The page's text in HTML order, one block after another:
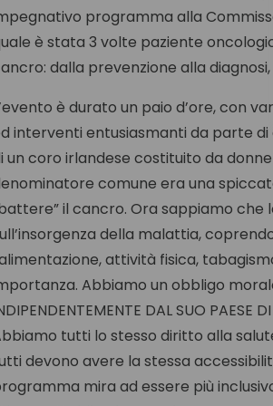
programma alla
è stata 3 volte paziente
dalla prevenzione alla
è durato un paio d’ore, con
interventi entusiasmanti da parte
un coro irlandese costituito da
comune era una
il cancro. Ora sappiamo
della malattia,
attività fisica,
Abbiamo un obbligo
DAL SUO
tutti lo stesso diritto alla
devono avere la stessa
mira ad essere più